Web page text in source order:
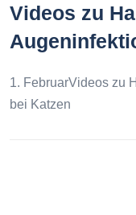
Videos zu
1. FebruarVideos zu
bei Katzen